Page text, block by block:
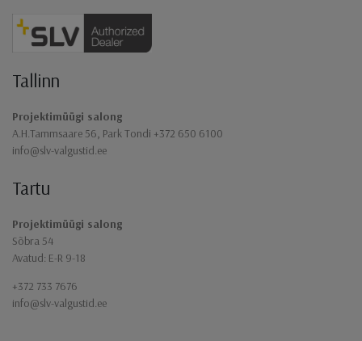
Jaluse navigatsioon
Tallinn
Projektimüügi salong
A.H.Tammsaare 56, Park Tondi +372 650 6100
info@slv-valgustid.ee
Tartu
Projektimüügi salong
Sõbra 54
Avatud: E-R 9-18
+372 733 7676
info@slv-valgustid.ee